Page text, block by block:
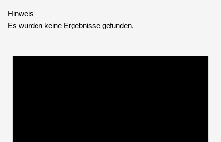
Hinweis
Es wurden keine Ergebnisse gefunden.